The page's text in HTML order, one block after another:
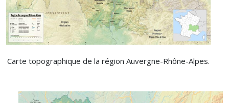
Carte topographique de la région Auvergne-Rhône-Alpes.